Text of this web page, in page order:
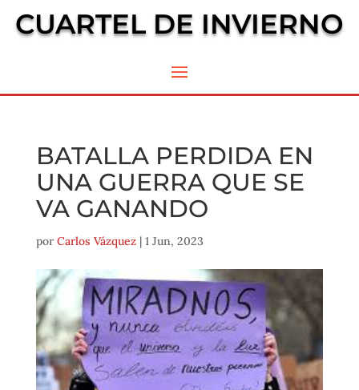
CUARTEL DE INVIERNO
BATALLA PERDIDA EN
UNA GUERRA QUE SE
VA GANANDO
por Carlos Vázquez| 1 Jun, 2023